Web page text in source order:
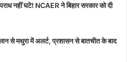
नहीं घटे! NCAER ने बिहार सरकार को दी
से मथुरा में अलर्ट, प्रशासन से बातचीत के बाद